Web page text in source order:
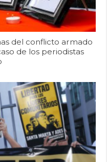
del conflicto armado
de los periodistas